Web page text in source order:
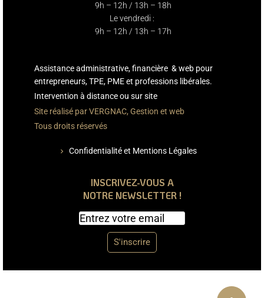
9h – 12h / 13h – 18h
Le vendredi :
9h – 12h / 13h – 17h
Assistance administrative, financière & web pour
entrepreneurs, TPE, PME et professions libérales.
Intervention à distance ou sur site
Site réalisé par VERGNAC, Gestion et web
Tous droits réservés
chevron_right Confidentialité et Mentions Légales
INSCRIVEZ-VOUS A
NOTRE NEWSLETTER !